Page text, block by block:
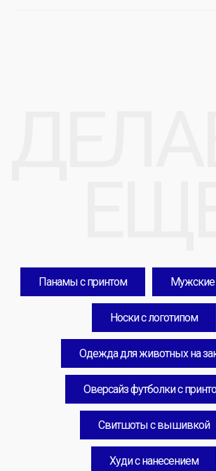
Панамы с принтом Мужские
Носки с логотипом
Одежда для животных на
Оверсайз футболки с
Свитшоты с вышивкой
Худи с нанесением